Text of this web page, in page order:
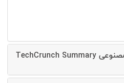
مزایای استفاده از هوش مصنوعی TechCrunch Summary